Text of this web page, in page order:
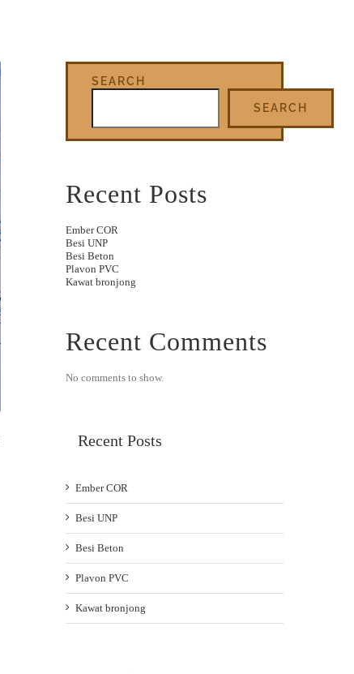
SEARCH
SEARCH
Recent Posts
Ember COR
Besi UNP
Besi Beton
Plavon PVC
Kawat bronjong
Recent Comments
No comments to show.
Recent Posts
Ember COR
Besi UNP
Besi Beton
Plavon PVC
Kawat bronjong